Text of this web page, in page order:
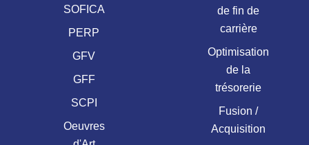
SOFICA
PERP
GFV
GFF
SCPI
Oeuvres
de fin de
carrière
Optimisation
de la
trésorerie
Fusion /
Acquisition